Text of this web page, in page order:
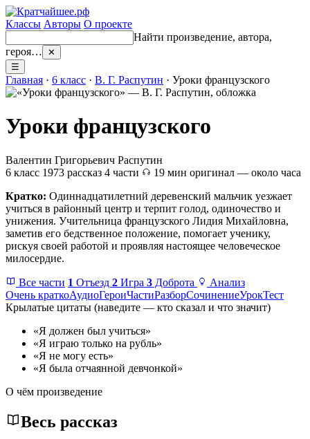
Классы Авторы О проекте
Найти произведение, автора,
героя…
✕
☰
Главная · 6 класс · В. Г. Распутин · Уроки французского
Уроки французского
Валентин Григорьевич Распутин
6 класс 1973 рассказ 4 части 19 мин оригинал — около часа
Кратко: Одиннадцатилетний деревенский мальчик уезжает
учиться в районный центр и терпит голод, одиночество и
унижения. Учительница французского Лидия Михайловна,
заметив его бедственное положение, помогает ученику,
рискуя своей работой и проявляя настоящее человеческое
милосердие.
Все части 1 Отъезд 2 Игра 3 Доброта
Анализ
Очень краткоАудиоГероиЧастиРазборСочинениеУрокТест
Крылатые цитаты (наведите — кто сказал и что значит)
«Я должен был учиться»
«Я играю только на рубль»
«Я не могу есть»
«Я была отчаянной девчонкой»
О чём произведение
Весь рассказ